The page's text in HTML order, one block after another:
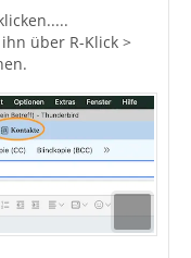
über R-Klick >